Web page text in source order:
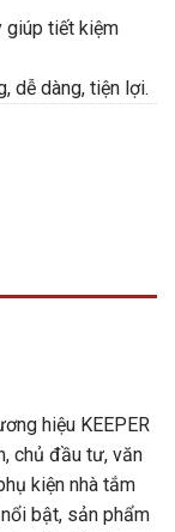
giúp tiết kiệm
dễ dàng, tiện lợi.
hiệu KEEPER
chủ đầu tư, văn
kiện nhà tắm
bật, sản phẩm